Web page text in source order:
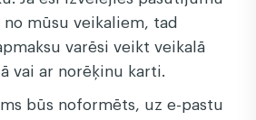
no mūsu veikaliem, tad
varēsi veikt veikalā
vai ar norēķinu karti.
būs noformēts, uz e-pastu